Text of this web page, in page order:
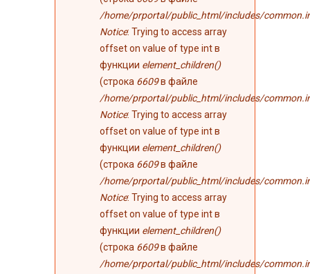
/home/prportal/public_html/includes/
Notice: Trying to access array
offset on value of type int в
функции element_children()
(строка 6609в файле
/home/prportal/public_html/includes/
Notice: Trying to access array
offset on value of type int в
функции element_children()
(строка 6609в файле
/home/prportal/public_html/includes/
Notice: Trying to access array
offset on value of type int в
функции element_children()
(строка 6609в файле
/home/prportal/public_html/includes/